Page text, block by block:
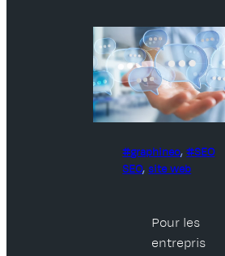
graphineo,
SEO
SEO, site web
Pour les
entrepris